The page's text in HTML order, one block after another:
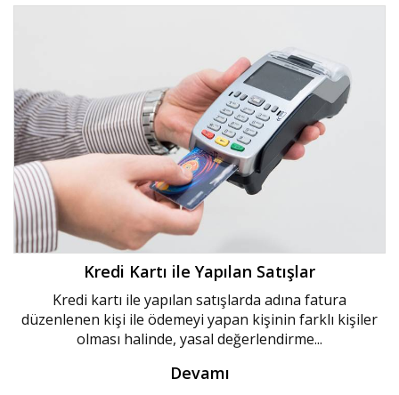
Kredi Kartı ile Yapılan Satışlar
Kredi kartı ile yapılan satışlarda adına fatura
düzenlenen kişi ile ödemeyi yapan kişinin farklı kişiler
olması halinde, yasal değerlendirme...
Devamı